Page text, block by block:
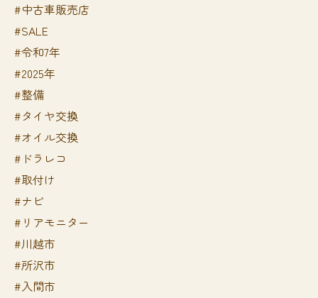
#中古車販売店
#SALE
#令和7年
#2025年
#整備
#タイヤ交換
#オイル交換
#ドラレコ
#取付け
#ナビ
#リアモニター
#川越市
#所沢市
#入間市